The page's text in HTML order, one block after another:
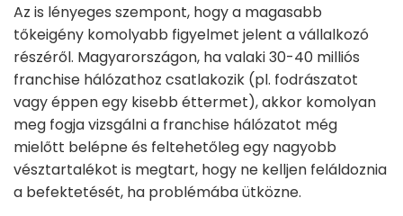
Az is lényeges szempont, hogy a magasabb
tőkeigény komolyabb figyelmet jelent a vállalkozó
részéről. Magyarországon, ha valaki 30-40 milliós
franchise hálózathoz csatlakozik (pl. fodrászatot
vagy éppen egy kisebb éttermet), akkor komolyan
meg fogja vizsgálni a franchise hálózatot még
mielőtt belépne és feltehetőleg egy nagyobb
vésztartalékot is megtart, hogy ne kelljen feláldoznia
a befektetését, ha problémába ütközne.